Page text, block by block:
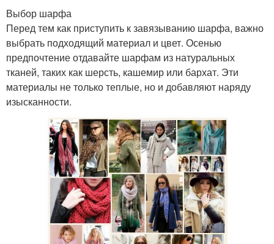
Выбор шарфа
Перед тем как приступить к завязыванию шарфа, важно
выбрать подходящий материал и цвет. Осенью
предпочтение отдавайте шарфам из натуральных
тканей, таких как шерсть, кашемир или бархат. Эти
материалы не только теплые, но и добавляют наряду
изысканности.